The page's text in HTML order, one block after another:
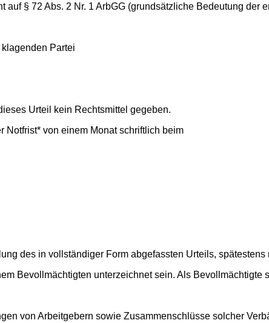
auf § 72 Abs. 2 Nr. 1 ArbGG (grundsätzliche Bedeutung der
Partei
Urteil kein Rechtsmittel gegeben.
Notfrist* von einem Monat schriftlich beim
des in vollständiger Form abgefassten Urteils,
Bevollmächtigten unterzeichnet sein. Als Bevollmächtigte
von Arbeitgebern sowie Zusammenschlüsse solcher